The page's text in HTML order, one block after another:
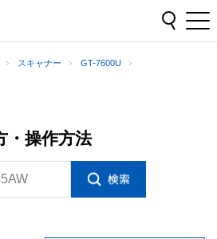
スキャナー
GT-7600U
・操作方法